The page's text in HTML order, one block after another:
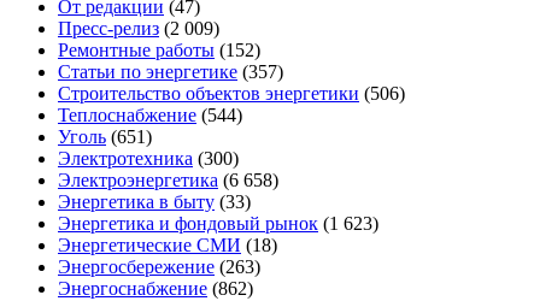
От редакции (47)
Пресс-релиз (2 009)
Ремонтные работы (152)
Статьи по энергетике (357)
Строительство объектов энергетики (506)
Теплоснабжение (544)
Уголь (651)
Электротехника (300)
Электроэнергетика (6 658)
Энергетика в быту (33)
Энергетика и фондовый рынок (1 623)
Энергетические СМИ (18)
Энергосбережение (263)
Энергоснабжение (862)